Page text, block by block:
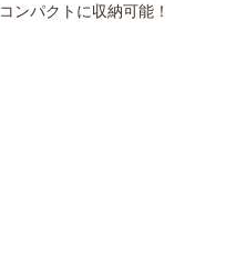
コンパクトに収納可能！